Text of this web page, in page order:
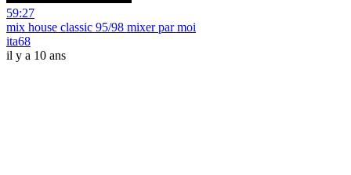
59:27
mix house classic 95/98 mixer par moi
ita68
il y a 10 ans